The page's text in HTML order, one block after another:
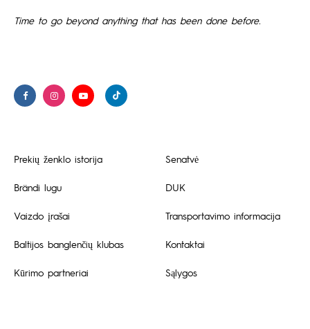
Time to go beyond anything that has been done before.
Prekių ženklo istorija
Brändi lugu
Vaizdo įrašai
Baltijos banglenčių klubas
Kūrimo partneriai
Senatvė
DUK
Transportavimo informacija
Kontaktai
Sąlygos